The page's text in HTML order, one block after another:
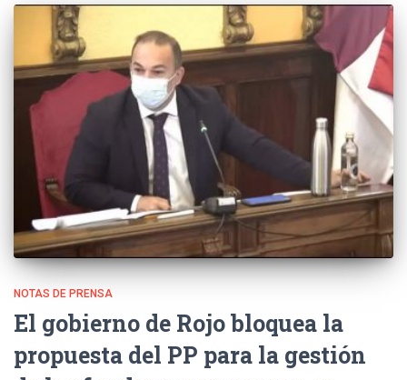
NOTAS DE PRENSA
El gobierno de Rojo bloquea la
propuesta del PP para la gestión